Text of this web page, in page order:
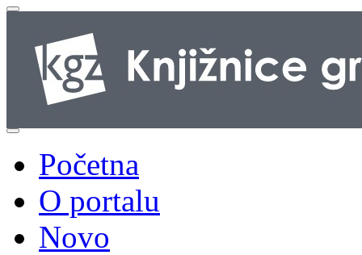
Početna
O portalu
Novo